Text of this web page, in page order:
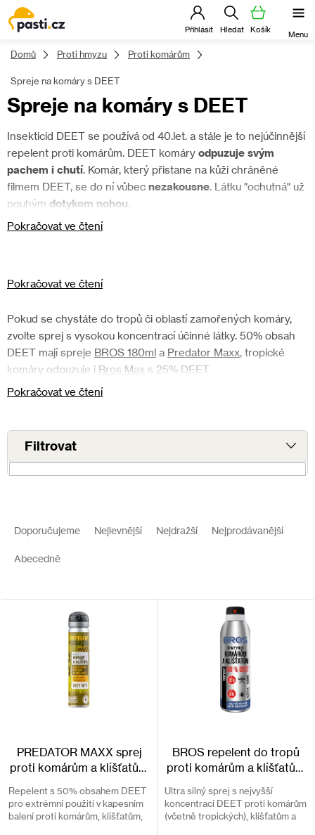
Přejít
na
obsah
Domů Proti hmyzu Proti komárům
Spreje na komáry s DEET
Spreje na komáry s DEET
Insekticid DEET se používá od 40.let. a stále je to nejúčinnější
repelent proti komárům. DEET komáry odpuzuje svým
pachem i chutí. Komár, který přistane na kůži chráněné
filmem DEET, se do ní vůbec nezakousne. Látku "ochutná" už
pouhým dotykem nohou.
Pokračovat ve čtení
Pokračovat ve čtení
Pokud se chystáte do tropů či oblastí zamořených komáry,
zvolte sprej s vysokou koncentrací účinné látky. 50% obsah
DEET mají spreje BROS 180ml a Predator Maxx, tropické
komáry odpuzuje i Bros Max s 25% DEET.
Pokračovat ve čtení
o
e
p
Doporučujeme Nejlevnější Nejdražší Nejprodávanější
Abecedně
PREDATOR MAXX sprej
proti komárům a klíšťatům
Repelent s 50% obsahem DEET
pro extrémní použití v kapesním
balení proti komárům, klíšťatům,
BROS repelent do tropů
proti komárům a klíšťatům
Ultra silný sprej s nejvyšší
koncentrací DEET proti komárům
(včetně tropických), klíšťatům a